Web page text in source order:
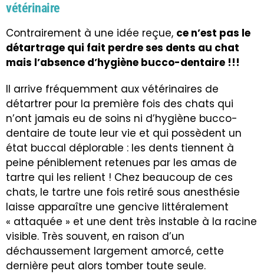
vétérinaire
Contrairement à une idée reçue, ce n’est pas le
détartrage qui fait perdre ses dents au chat
mais l’absence d’hygiène bucco-dentaire !!!
Il arrive fréquemment aux vétérinaires de
détartrer pour la première fois des chats qui
n’ont jamais eu de soins ni d’hygiène bucco-
dentaire de toute leur vie et qui possèdent un
état buccal déplorable : les dents tiennent à
peine péniblement retenues par les amas de
tartre qui les relient ! Chez beaucoup de ces
chats, le tartre une fois retiré sous anesthésie
laisse apparaître une gencive littéralement
« attaquée » et une dent très instable à la racine
visible. Très souvent, en raison d’un
déchaussement largement amorcé, cette
dernière peut alors tomber toute seule.